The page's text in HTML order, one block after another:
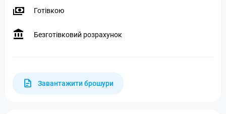
Готівкою
Безготівковий розрахунок
Завантажити брошури